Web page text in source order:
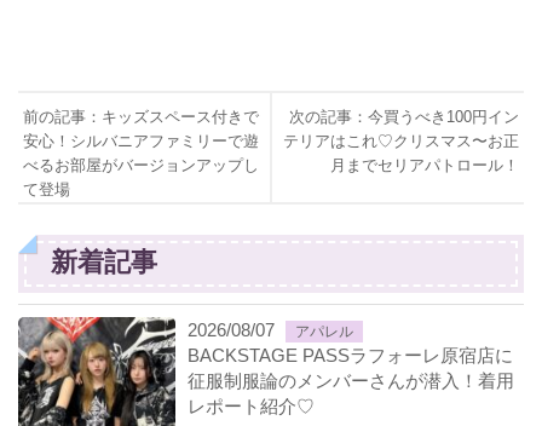
前の記事：キッズスペース付きで
安心！シルバニアファミリーで遊
べるお部屋がバージョンアップし
て登場
次の記事：今買うべき100円イン
テリアはこれ♡クリスマス〜お正
月までセリアパトロール！
新着記事
2026/08/07 アパレル
BACKSTAGE PASSラフォーレ原宿店に
征服制服論のメンバーさんが潜入！着用
レポート紹介♡